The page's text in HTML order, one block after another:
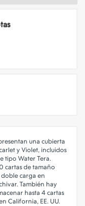
una cubierta
y Violet, incluidos
tipo Water Tera.
cartas de tamaño
carga en
También hay
hasta 4 cartas
California, EE. UU.